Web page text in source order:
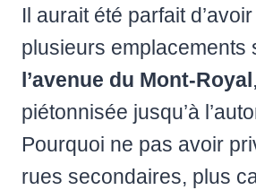
Il aurait été parfait
plusieurs emplacements
l’avenue du Mont-Royal
piétonnisée jusqu’à
Pourquoi ne pas avoir
rues secondaires, plus